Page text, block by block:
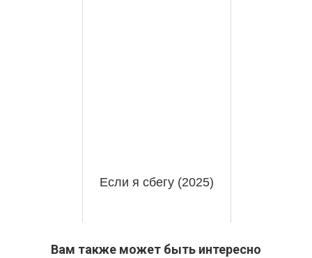
Если я сбегу (2025)
Вам также может быть интересно